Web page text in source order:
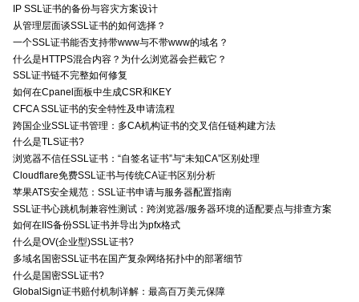
IP SSL证书的备份与容灾方案设计
从管理层面谈SSL证书的如何选择？
一个SSL证书能否支持带www与不带www的域名？
什么是HTTPS混合内容？为什么浏览器会拦截它？
SSL证书链不完整如何修复
如何在Cpanel面板中生成CSR和KEY
CFCA SSL证书的安全特性及申请流程
跨国企业SSL证书管理：多CA机构证书的交叉信任链构建方法
什么是TLS证书?
浏览器不信任SSL证书：“自签名证书”与“未知CA”区别处理
Cloudflare免费SSL证书与传统CA证书区别分析
苹果ATS安全规范：SSL证书申请与服务器配置指南
SSL证书心跳机制兼容性测试：跨浏览器/服务器环境的适配要点与排查方案
如何在IIS备份SSL证书并导出为pfx格式
什么是OV(企业型)SSL证书?
多域名国密SSL证书在国产复杂网络拓扑中的部署细节
什么是国密SSL证书?
GlobalSign证书赔付机制详解：最高百万美元保障